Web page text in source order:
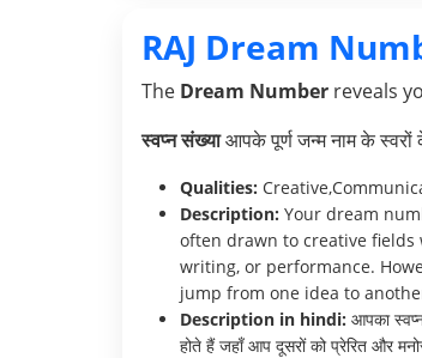
RAJ Dream
The Dream Number reveals
स्वप्न संख्याआपके पूर्ण जन्म नाम के
Qualities:
Description: Your dream
often drawn to creative
writing, or performance.
jump from one idea to
Description in hindi: आपका
होते हैं जहाँ आप दूसरों को प्रेरित और